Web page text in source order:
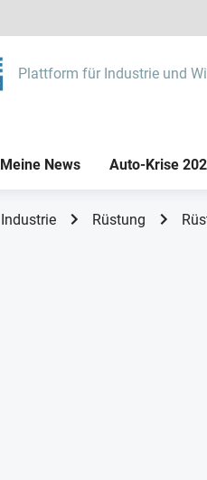
Plattform für Industrie und
Meine News Auto-Krise
Industrie Rüstung